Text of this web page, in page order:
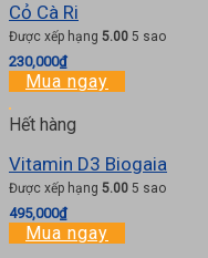
Cỏ Cà Ri
Được xếp hạng 5.00 5 sao
230,000₫
Mua ngay
Hết hàng
Vitamin D3 Biogaia
Được xếp hạng 5.00 5 sao
495,000₫
Mua ngay